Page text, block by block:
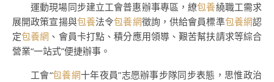
運動現場同步建立工會普惠辦事專區，繚包養繞職工需求
展開政策宣揚與包養法令包養網徵詢，供給會員標準包養網認
定包養網 、會員卡打點、積分應用領導、艱苦幫扶請求等綜合
營業“一站式”便捷辦事。
工會“包養網十年夜員”志愿辦事步隊同步表態，思惟政治